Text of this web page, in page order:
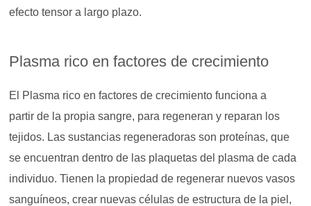
efecto tensor a largo plazo.
Plasma rico en factores de crecimiento
El Plasma rico en factores de crecimiento funciona a
partirde la propia sangre, para regeneran y reparan los
tejidos. Las sustancias regeneradoras son proteínas, que
se encuentran dentro de las plaquetas del plasma de cada
individuo. Tienen la propiedad de regenerar nuevos vasos
sanguíneos, crear nuevas células de estructura de la piel,